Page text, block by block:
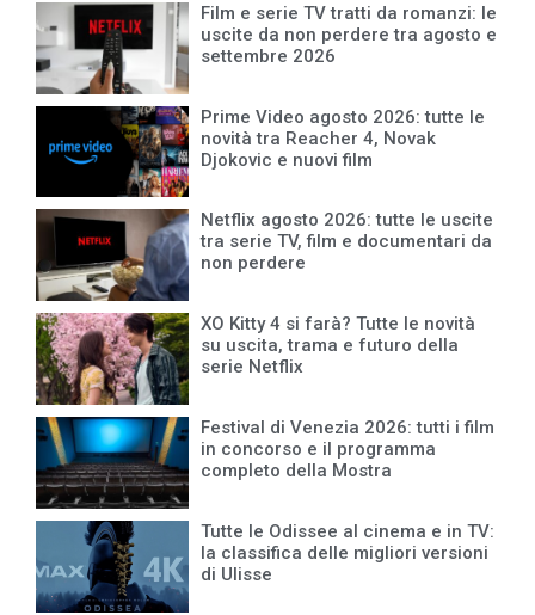
Film e serie TV tratti da romanzi: le
uscite da non perdere tra agosto e
settembre 2026
Prime Video agosto 2026: tutte le
novità tra Reacher 4, Novak
Djokovic e nuovi film
Netflix agosto 2026: tutte le uscite
tra serie TV, film e documentari da
non perdere
XO Kitty 4 si farà? Tutte le novità
su uscita, trama e futuro della
serie Netflix
Festival di Venezia 2026: tutti i film
in concorso e il programma
completo della Mostra
Tutte le Odissee al cinema e in TV:
la classifica delle migliori versioni
di Ulisse